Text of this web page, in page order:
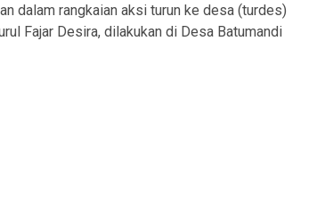
dalam rangkaian aksi turun ke desa (turdes)
Fajar Desira, dilakukan di Desa Batumandi